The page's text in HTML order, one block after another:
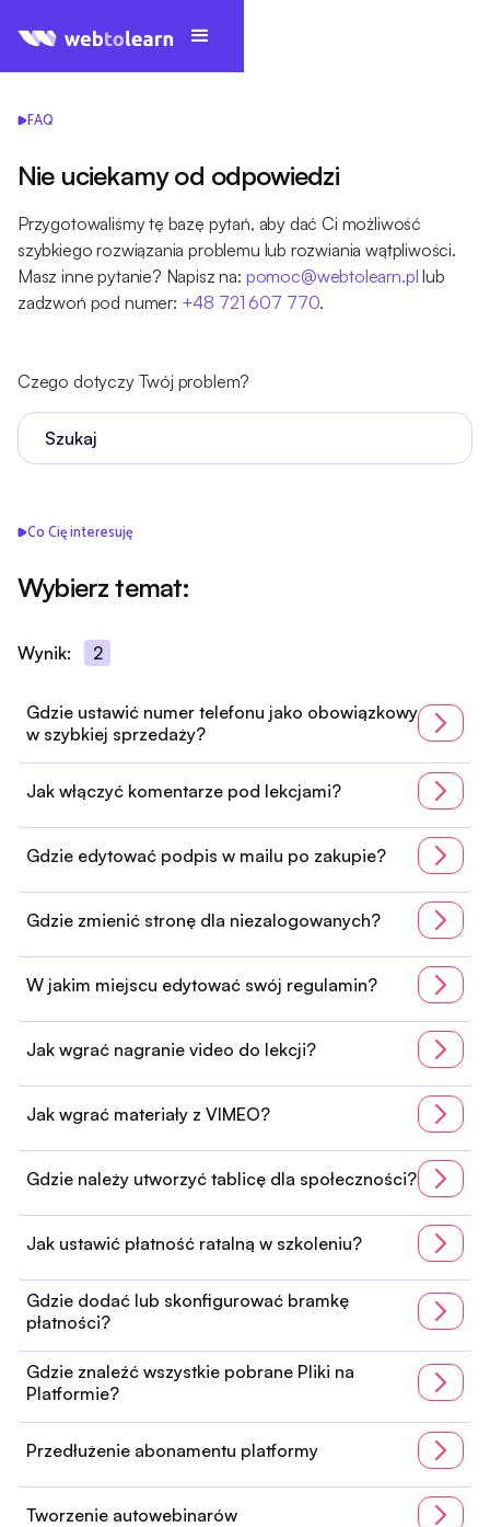
FAQ
Nie uciekamy od odpowiedzi
Przygotowaliśmy tę bazę pytań, aby dać Ci możliwość
szybkiego rozwiązania problemu lub rozwiania wątpliwości.
Masz inne pytanie? Napisz na: pomoc@webtolearn.pl lub
zadzwoń pod numer: +48 721 607 770.
Czego dotyczy Twój problem?
Co Cię interesuję
Wybierz temat:
Wynik: 2
Gdzie ustawić numer telefonu jako obowiązkowy
w szybkiej sprzedaży?
Jak włączyć komentarze pod lekcjami?
Gdzie edytować podpis w mailu po zakupie?
Gdzie zmienić stronę dla niezalogowanych?
W jakim miejscu edytować swój regulamin?
Jak wgrać nagranie video do lekcji?
Jak wgrać materiały z VIMEO?
Gdzie należy utworzyć tablicę dla społeczności?
Jak ustawić płatność ratalną w szkoleniu?
Gdzie dodać lub skonfigurować bramkę
płatności?
Gdzie znaleźć wszystkie pobrane Pliki na
Platformie?
Przedłużenie abonamentu platformy
Tworzenie autowebinarów